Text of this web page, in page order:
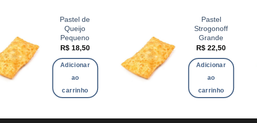
Pastel de
Queijo
Pequeno
R$18,50
Adicionar
ao
carrinho
Pastel
Strogonoff
Grande
R$ 22,50
Adicionar
ao
carrinho